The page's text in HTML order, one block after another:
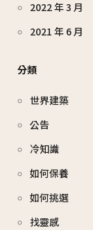
2022 年 3 月
2021 年 6 月
分類
世界建築
公告
冷知識
如何保養
如何挑選
找靈感